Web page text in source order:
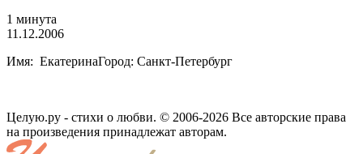
1 минута
11.12.2006
Имя: ЕкатеринаГород: Санкт-Петербург
Целую.ру - стихи о любви. © 2006-2026 Все авторские права
на произведения принадлежат авторам.